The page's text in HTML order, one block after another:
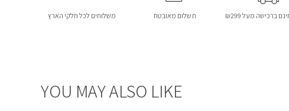
ברכישה מעל ₪299 תשלום מאובטח משלוחים לכל חלקי הארץ
YOU MAY ALSO LIKE